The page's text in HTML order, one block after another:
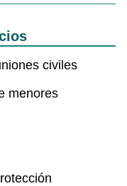
civiles
menores